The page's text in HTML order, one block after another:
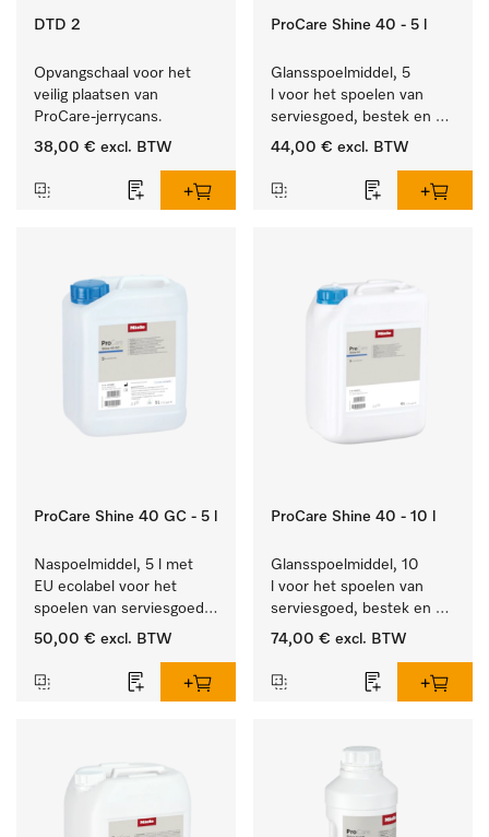
DTD 2
Opvangschaal voor het
veilig plaatsen van
ProCare-jerrycans.
38,00 € excl. BTW
ProCare Shine 40 - 5 l
Glansspoelmiddel, 5
l voor het spoelen van
serviesgoed, bestek en
ideaal voor glazen.
44,00 € excl. BTW
ProCare Shine 40 GC - 5 l
Naspoelmiddel, 5 l met
EU ecolabel voor het
spoelen van serviesgoed,
bestek en glazen.
50,00 € excl. BTW
ProCare Shine 40 - 10 l
Glansspoelmiddel, 10
l voor het spoelen van
serviesgoed, bestek en
ideaal voor glazen.
74,00 € excl. BTW